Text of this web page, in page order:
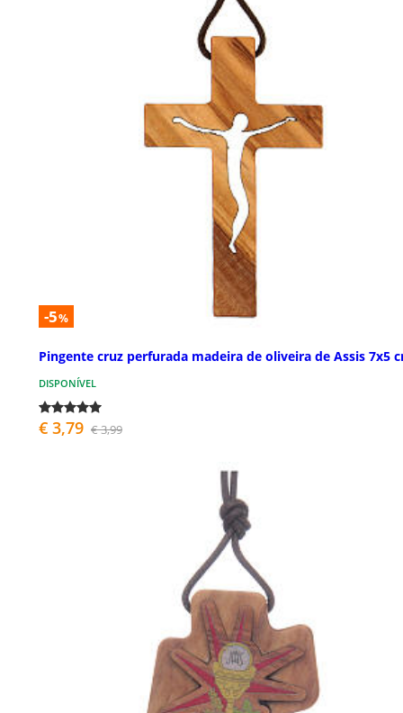
-5%
Pingente cruz perfurada madeira de oliveira de Assis 7x5
DISPONÍVEL
€ 3,79 € 3,99